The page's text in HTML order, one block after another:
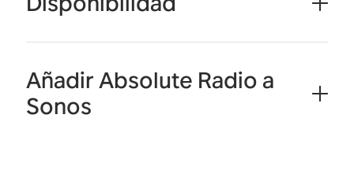
Añadir Absolute Radio a
Sonos